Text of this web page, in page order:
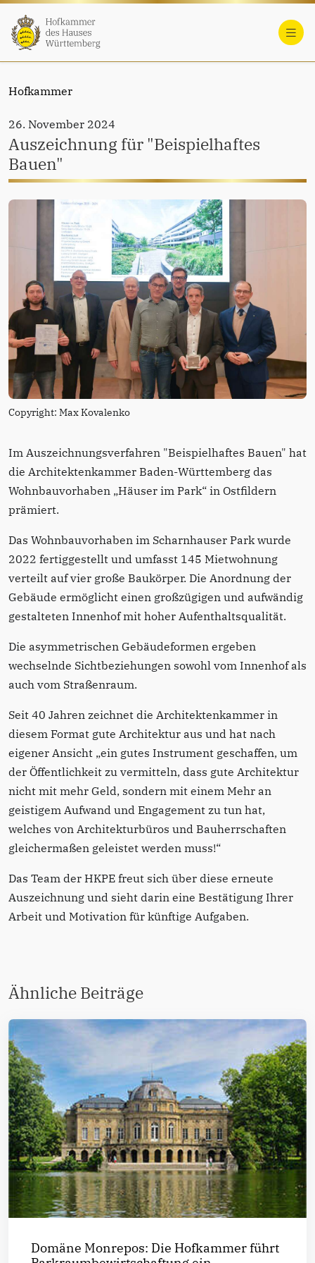
Hofkammer
26. November 2024
Auszeichnung für "Beispielhaftes
Bauen"
Copyright: Max Kovalenko
Im Auszeichnungsverfahren "Beispielhaftes Bauen" hat
die Architektenkammer Baden-Württemberg das
Wohnbauvorhaben „Häuser im Park“ in Ostfildern
prämiert.
Das Wohnbauvorhaben im Scharnhauser Park wurde
2022 fertiggestellt und umfasst 145 Mietwohnung
verteilt auf vier große Baukörper. Die Anordnung der
Gebäude ermöglicht einen großzügigen und aufwändig
gestalteten Innenhof mit hoher Aufenthaltsqualität.
Die asymmetrischen Gebäudeformen ergeben
wechselnde Sichtbeziehungen sowohl vom Innenhof als
auch vom Straßenraum.
Seit 40 Jahren zeichnet die Architektenkammer in
diesem Format gute Architektur aus und hat nach
eigener Ansicht „ein gutes Instrument geschaffen, um
der Öffentlichkeit zu vermitteln, dass gute Architektur
nicht mit mehr Geld, sondern mit einem Mehr an
geistigem Aufwand und Engagement zu tun hat,
welches von Architekturbüros und Bauherrschaften
gleichermaßen geleistet werden muss!“
Das Team der HKPE freut sich über diese erneute
Auszeichnung und sieht darin eine Bestätigung Ihrer
Arbeit und Motivation für künftige Aufgaben.
Ähnliche Beiträge
Domäne Monrepos: Die Hofkammer führt